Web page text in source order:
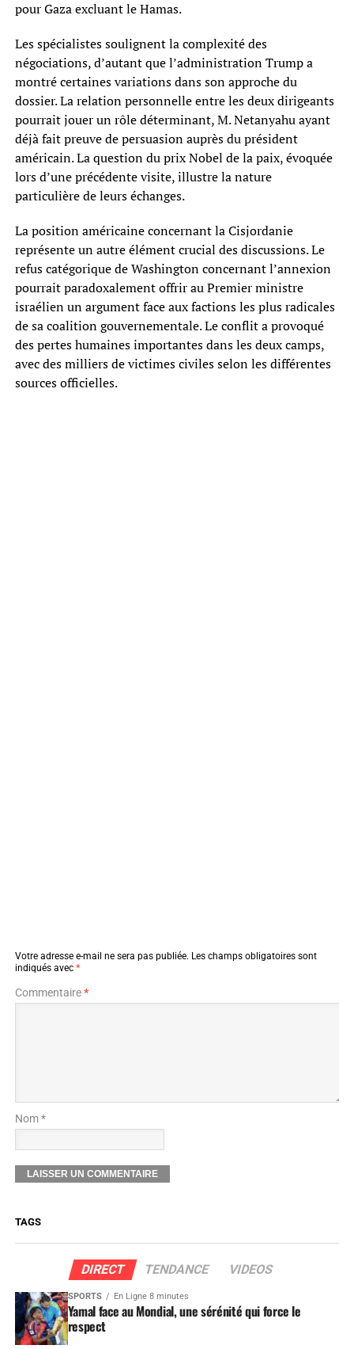
pour Gaza excluant le Hamas.
Les spécialistes soulignent la complexité des
négociations, d’autant que l’administration Trump a
montré certaines variations dans son approche du
dossier. La relation personnelle entre les deux dirigeants
pourrait jouer un rôle déterminant, M. Netanyahu ayant
déjà fait preuve de persuasion auprès du président
américain. La question du prix Nobel de la paix, évoquée
lors d’une précédente visite, illustre la nature
particulière de leurs échanges.
La position américaine concernant la Cisjordanie
représente un autre élément crucial des discussions. Le
refus catégorique de Washington concernant l’annexion
pourrait paradoxalement offrir au Premier ministre
israélien un argument face aux factions les plus radicales
de sa coalition gouvernementale. Le conflit a provoqué
des pertes humaines importantes dans les deux camps,
avec des milliers de victimes civiles selon les différentes
sources officielles.
Votre adresse e-mail ne sera pas publiée. Les champs obligatoires sont
indiqués avec *
Commentaire*
Nom *
TAGS
DIRECT TENDANCE VIDEOS
SPORTS En Ligne 8 minutes
Yamal face au Mondial, une sérénité qui force le
respect